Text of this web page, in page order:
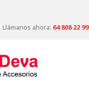
Llámanos ahora: 64 808 22 99